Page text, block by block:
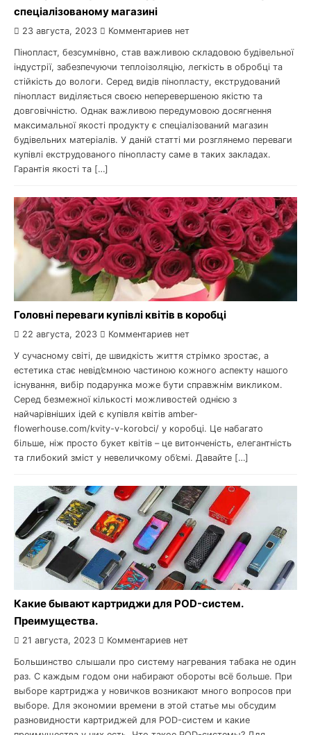
спеціалізованому магазині
23 августа, 2023 Комментариев нет
Пінопласт, безсумнівно, став важливою складовою будівельної
індустрії, забезпечуючи теплоізоляцію, легкість в обробці та
стійкість до вологи. Серед видів пінопласту, екструдований
пінопласт виділяється своєю неперевершеною якістю та
довговічністю. Однак важливою передумовою досягнення
максимальної якості продукту є спеціалізований магазин
будівельних матеріалів. У даній статті ми розглянемо переваги
купівлі екструдованого пінопласту саме в таких закладах.
Гарантія якості та […]
Головні переваги купівлі квітів в коробці
22 августа, 2023 Комментариев нет
У сучасному світі, де швидкість життя стрімко зростає, а
естетика стає невід’ємною частиною кожного аспекту нашого
існування, вибір подарунка може бути справжнім викликом.
Серед безмежної кількості можливостей однією з
найчарівніших ідей є купівля квітів amber-
flowerhouse.com/kvity-v-korobci/ у коробці. Це набагато
більше, ніж просто букет квітів – це витонченість, елегантність
та глибокий зміст у невеличкому об’ємі. Давайте […]
Какие бывают картриджи для POD-систем.
Преимущества.
21 августа, 2023 Комментариев нет
Большинство слышали про систему нагревания табака не один
раз. С каждым годом они набирают обороты всё больше. При
выборе картриджа у новичков возникают много вопросов при
выборе. Для экономии времени в этой статье мы обсудим
разновидности картриджей для POD-систем и какие